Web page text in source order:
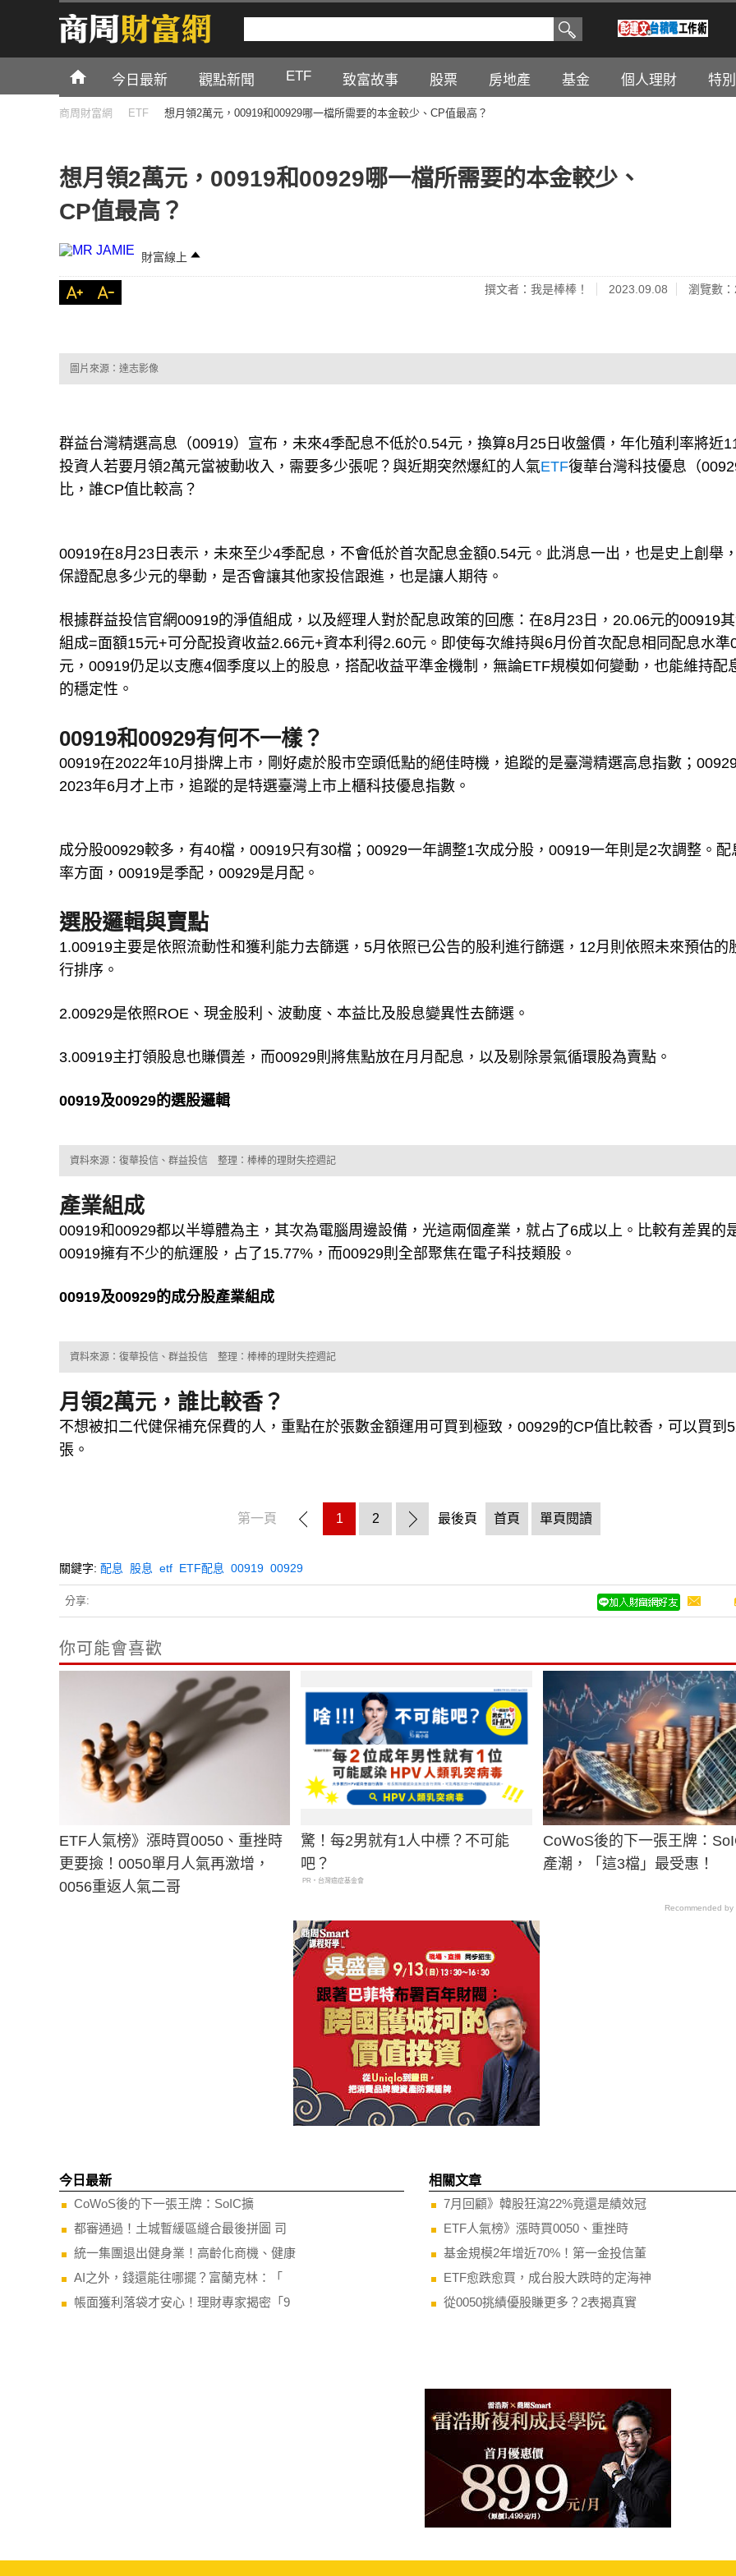
今日最新 觀點新聞 ETF 致富故事 股票 房地產 基金 個人理財 特
商周財富網 ETF 想月領2萬元，00919和00929哪一檔所需要的本金較少、CP值最高？
想月領2萬元，00919和00929哪一檔所需要的本金較少、
CP值最高？
財富線上
撰文者：我是棒棒！ 2023.09.08 瀏覽數
圖片來源：達志影像
群益台灣精選高息（00919）宣布，未來4季配息不低於0.54元，換算8月25日收盤價，年化殖利率將近
投資人若要月領2萬元當被動收入，需要多少張呢？與近期突然爆紅的人氣ETF復華台灣科技優息（
比，誰CP值比較高？
00919在8月23日表示，未來至少4季配息，不會低於首次配息金額0.54元。此消息一出，也是史上創舉
保證配息多少元的舉動，是否會讓其他家投信跟進，也是讓人期待。
根據群益投信官網00919的淨值組成，以及經理人對於配息政策的回應：在8月23日，20.06元的00919
組成=面額15元+可分配投資收益2.66元+資本利得2.60元。即使每次維持與6月份首次配息相同配息水準
元，00919仍足以支應4個季度以上的股息，搭配收益平準金機制，無論ETF規模如何變動，也能維持配
的穩定性。
00919和00929有何不一樣？
00919在2022年10月掛牌上市，剛好處於股市空頭低點的絕佳時機，追蹤的是臺灣精選高息指數；
2023年6月才上市，追蹤的是特選臺灣上市上櫃科技優息指數。
成分股00929較多，有40檔，00919只有30檔；00929一年調整1次成分股，00919一年則是2次調整。配
率方面，00919是季配，00929是月配。
選股邏輯與賣點
1.00919主要是依照流動性和獲利能力去篩選，5月依照已公告的股利進行篩選，12月則依照未來預估的
行排序。
2.00929是依照ROE、現金股利、波動度、本益比及股息變異性去篩選。
3.00919主打領股息也賺價差，而00929則將焦點放在月月配息，以及剔除景氣循環股為賣點。
00919及00929的選股邏輯
資料來源：復華投信、群益投信 整理：棒棒的理財失控週記
產業組成
00919和00929都以半導體為主，其次為電腦周邊設備，光這兩個產業，就占了6成以上。比較有差異的
00919擁有不少的航運股，占了15.77%，而00929則全部聚焦在電子科技類股。
00919及00929的成分股產業組成
資料來源：復華投信、群益投信 整理：棒棒的理財失控週記
月領2萬元，誰比較香？
不想被扣二代健保補充保費的人，重點在於張數金額運用可買到極致，00929的CP值比較香，可以買到
張。
第一頁 1 2 最後頁 首頁 單頁閱讀
關鍵字: 配息 股息 etf ETF配息 00919 00929
分享:
你可能會喜歡
ETF人氣榜》漲時買0050、重挫時
更要撿！0050單月人氣再激增，
0056重返人氣二哥
驚！每2男就有1人中標？不可能
吧？
PR・台灣癌症基金會
CoWoS後的下一張王牌：
產潮，「這3檔」最受惠！
Recommended by
今日最新
CoWoS後的下一張王牌：SoIC擴
都審通過！土城暫緩區縫合最後拼圖 司
統一集團退出健身業！高齡化商機、健康
AI之外，錢還能往哪擺？富蘭克林：「
帳面獲利落袋才安心！理財專家揭密「9
相關文章
7月回顧》韓股狂瀉22%竟還是績效冠
ETF人氣榜》漲時買0050、重挫時
基金規模2年增近70%！第一金投信董
ETF愈跌愈買，成台股大跌時的定海神
從0050挑績優股賺更多？2表揭真實